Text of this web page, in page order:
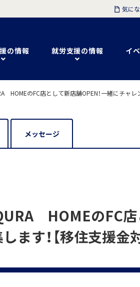
の情報 就労支援の情報 イ
気に
のFC店として新店舗OPEN！一緒にチャレ
メッセージ
HOMEのFC店
す！【移住支援金